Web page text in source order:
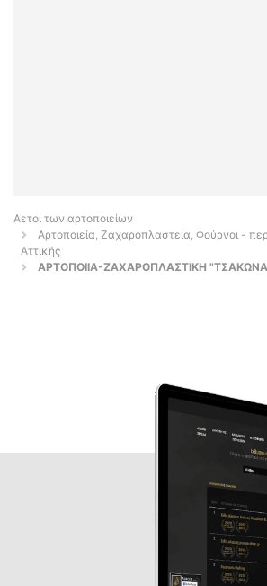
Αετοί των αρτοποιείων
Αρτοποιεία, Ζαχαροπλαστεία, Φούρνοι -
Αττικής
ΑΡΤΟΠΟΙΙΑ-ΖΑΧΑΡΟΠΛΑΣΤΙΚΗ